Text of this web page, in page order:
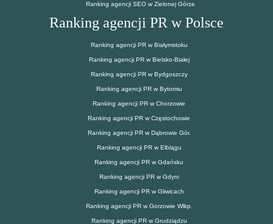
Ranking agencji SEO w Zielonej Górze
Ranking agencji PR w Polsce
Ranking agencji PR w Białymstoku
Ranking agencji PR w Bielsko-Białej
Ranking agencji PR w Bydgoszczy
Ranking agencji PR w Bytomiu
Ranking agencji PR w Chorzowie
Ranking agencji PR w Częstochowie
Ranking agencji PR w Dąbrowie Gór.
Ranking agencji PR w Elblągu
Ranking agencji PR w Gdańsku
Ranking agencji PR w Gdyni
Ranking agencji PR w Gliwicach
Ranking agencji PR w Gorzowie Wlkp.
Ranking agencji PR w Grudziądzu